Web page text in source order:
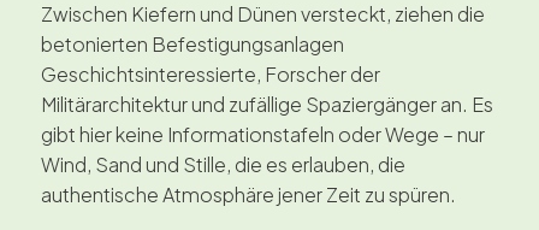
Zwischen Kiefern und Dünen versteckt, ziehen die
betonierten Befestigungsanlagen
Geschichtsinteressierte, Forscher der
Militärarchitektur und zufällige Spaziergänger an. Es
gibt hier keine Informationstafeln oder Wege – nur
Wind, Sand und Stille, die es erlauben, die
authentische Atmosphäre jener Zeit zu spüren.